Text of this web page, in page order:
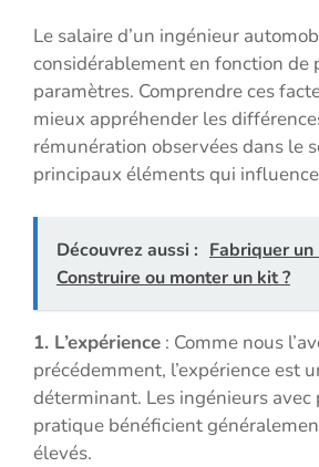
Le salaire d’un ingénieur
considérablement en fonction de
paramètres. Comprendre ces
mieux appréhender les
rémunération observées dans le
principaux éléments qui
Découvrez aussi : Fabriquer un
Construire ou monter un kit ?
1. L’expérience : Comme nous
précédemment, l’expérience est
déterminant. Les ingénieurs avec
pratique bénéficient
élevés.